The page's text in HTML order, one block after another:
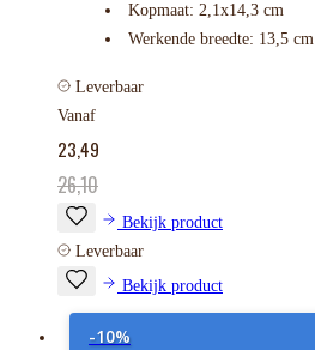
Kopmaat: 2,1x14,3 cm
Werkende breedte: 13,5 cm
Leverbaar
Vanaf
23,49
26,10
Bekijk product
Leverbaar
Bekijk product
-10%